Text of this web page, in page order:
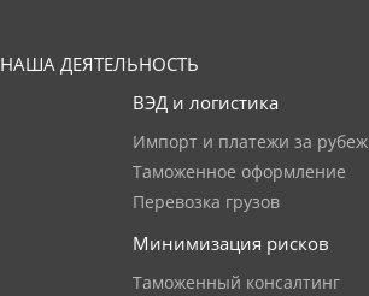
НАША ДЕЯТЕЛЬНОСТЬ
ВЭД и логистика
Импорт и платежи за рубеж
Таможенное оформление
Перевозка грузов
Минимизация рисков
Таможенный консалтинг